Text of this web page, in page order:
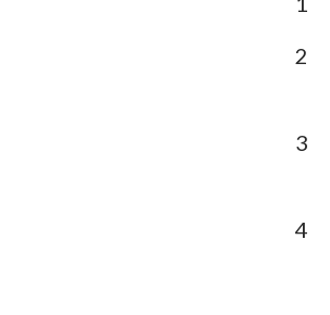
2
3
4